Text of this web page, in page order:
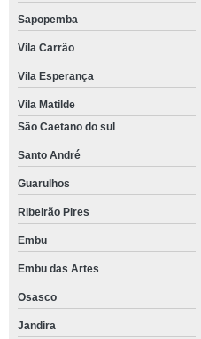
Sapopemba
Vila Carrão
Vila Esperança
Vila Matilde
São Caetano do sul
Santo André
Guarulhos
Ribeirão Pires
Embu
Embu das Artes
Osasco
Jandira